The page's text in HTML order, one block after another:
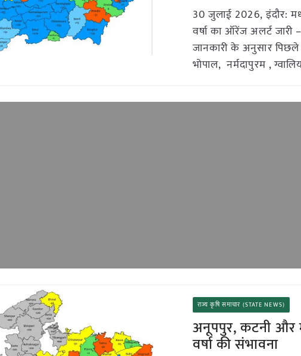
30 जुलाई 2026, इंदौर:
वर्षा का ऑरेंज अलर्ट जारी
जानकारी के अनुसार
भोपाल, नर्मदापुरम ,
राज्य कृषि समाचार (STATE NEWS)
अनूपपुर, कटनी और
वर्षा की संभावना